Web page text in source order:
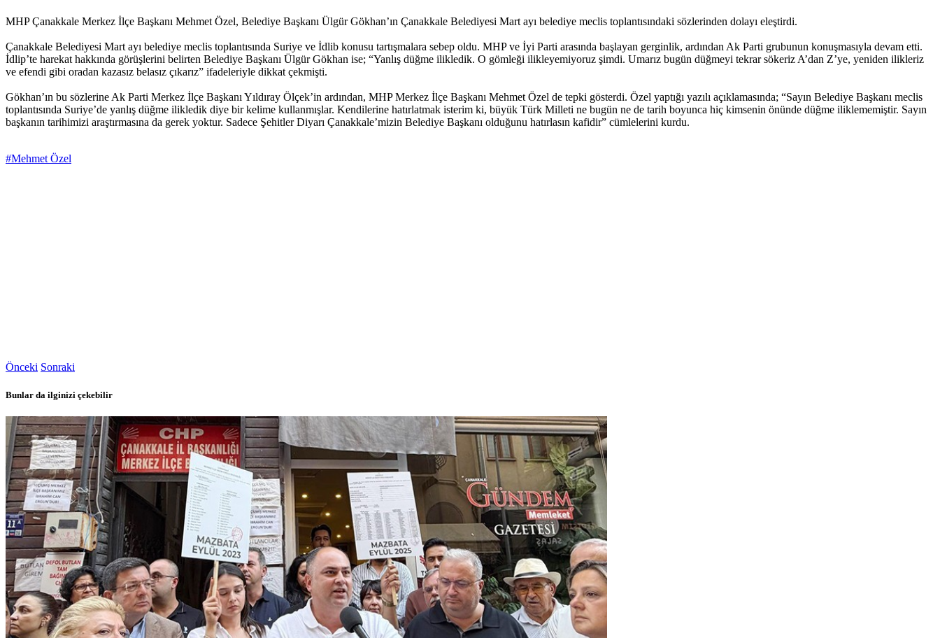
MHP Çanakkale Merkez İlçe Başkanı Mehmet Özel, Belediye Başkanı Ülgür Gökhan’ın Çanakkale Belediyesi Mart ayı belediye meclis toplantısındaki sözlerinden dolayı eleştirdi.
Çanakkale Belediyesi Mart ayı belediye meclis toplantısında Suriye ve İdlib konusu tartışmalara sebep oldu. MHP ve İyi Parti arasında başlayan gerginlik, ardından Ak Parti grubunun konuşmasıyla devam etti.
İdlip’te harekat hakkında görüşlerini belirten Belediye Başkanı Ülgür Gökhan ise; “Yanlış düğme ilikledik. O gömleği ilikleyemiyoruz şimdi. Umarız bugün düğmeyi tekrar sökeriz A’dan Z’ye, yeniden ilikleriz
ve efendi gibi oradan kazasız belasız çıkarız” ifadeleriyle dikkat çekmişti.
Gökhan’ın bu sözlerine Ak Parti Merkez İlçe Başkanı Yıldıray Ölçek’in ardından, MHP Merkez İlçe Başkanı Mehmet Özel de tepki gösterdi. Özel yaptığı yazılı açıklamasında; “Sayın Belediye Başkanı meclis
toplantısında Suriye’de yanlış düğme ilikledik diye bir kelime kullanmışlar. Kendilerine hatırlatmak isterim ki, büyük Türk Milleti ne bugün ne de tarih boyunca hiç kimsenin önünde düğme iliklememiştir. Sayın
başkanın tarihimizi araştırmasına da gerek yoktur. Sadece Şehitler Diyarı Çanakkale’mizin Belediye Başkanı olduğunu hatırlasın kafidir” cümlelerini kurdu.
#Mehmet Özel
Önceki Sonraki
Bunlar da ilginizi çekebilir